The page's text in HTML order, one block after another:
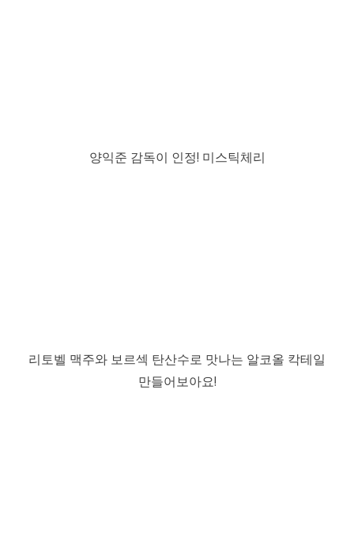
양익준 감독이 인정! 미스틱체리
리토벨 맥주와 보르섹 탄산수로 맛나는 알코올 칵테일
만들어보아요!